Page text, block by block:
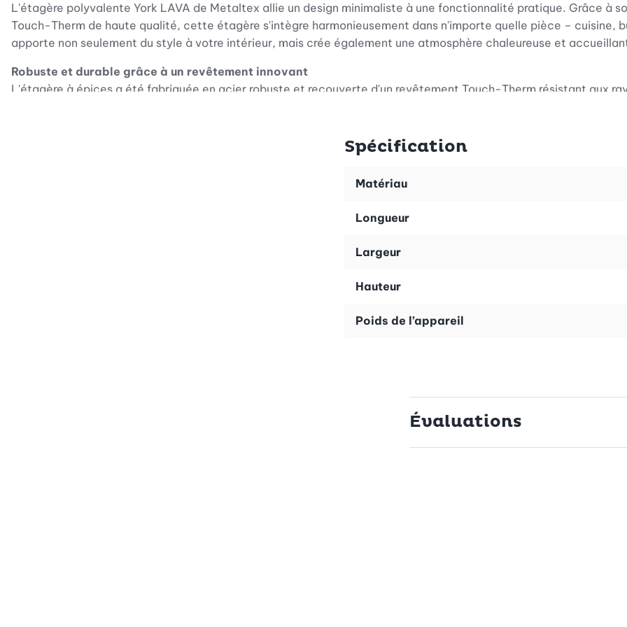
L'étagère polyvalente York LAVA de Metaltex allie un design minimaliste à une fonctionnalité pratique. Grâce à
Touch-Therm de haute qualité, cette étagère s'intègre harmonieusement dans n'importe quelle pièce – cuisine,
apporte non seulement du style à votre intérieur, mais crée également une atmosphère chaleureuse et
Robuste et durable grâce à un revêtement innovant
L'étagère à épices a été fabriquée en acier robuste et recouverte d'un revêtement Touch-Therm résistant aux
L'étagère à épices à deux étages vous offre une solution idéale pour ranger vos épices de manière claire et à
que vous bénéficiez d'une organisation et d'une visibilité même dans les petits espaces.
Avec des informations claires sur le produit et un design attrayant, il facilite le processus d'achat. Vous pouvez
Spécification
Matériau
Longueur
Largeur
Hauteur
Poids de l’appareil
Évaluations